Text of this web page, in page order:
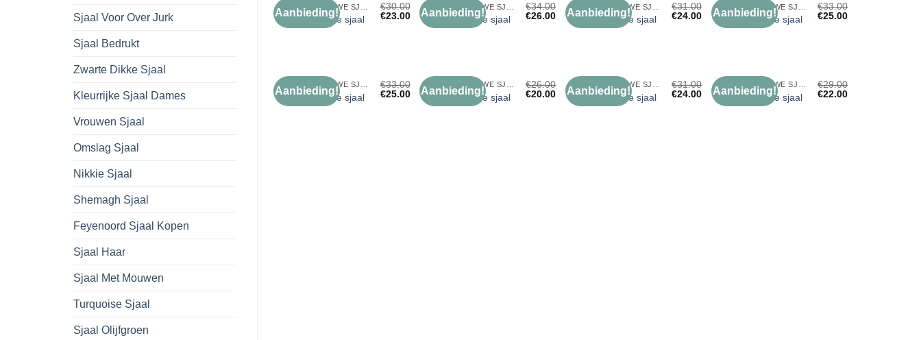
Sjaal Voor Over Jurk
Sjaal Bedrukt
Zwarte Dikke Sjaal
Kleurrijke Sjaal Dames
Vrouwen Sjaal
Omslag Sjaal
Nikkie Sjaal
Shemagh Sjaal
Feyenoord Sjaal Kopen
Sjaal Haar
Sjaal Met Mouwen
Turquoise Sjaal
Sjaal Olijfgroen
Aanbieding!
Toevoegen
koningsblauwe sjaal
€30.00
€23.00 Aanbieding!
Toevoegen
koningsblauwe sjaal
€34.00
€26.00 Aanbieding!
Toevoegen
koningsblauwe sjaal
€31.00
€24.00 Aanbieding!
Toevoegen
koningsblauwe sjaal
€33.00
€25.00
Aanbieding!
Toevoegen
koningsblauwe sjaal
€33.00
€25.00 Aanbieding!
Toevoegen
koningsblauwe sjaal
€26.00
€20.00 Aanbieding!
Toevoegen
koningsblauwe sjaal
€31.00
€24.00 Aanbieding!
Toevoegen
koningsblauwe sjaal
€29.00
€22.00